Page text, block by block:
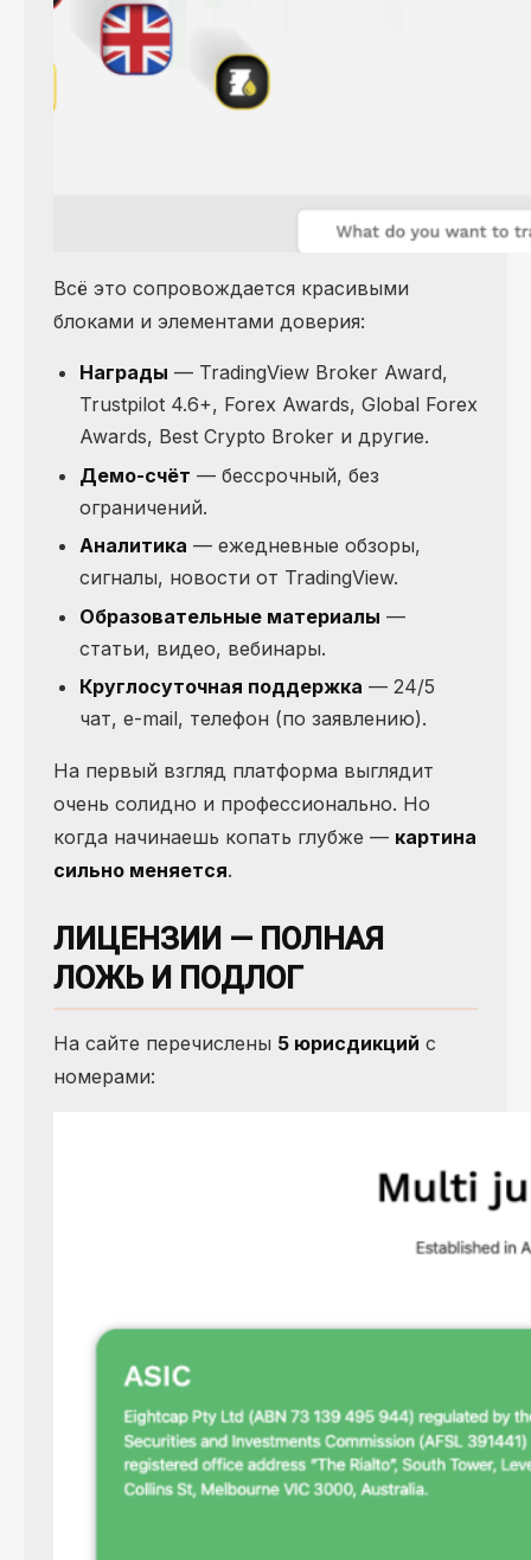
Всё это сопровождается красивыми
блоками и элементами доверия:
Награды — TradingView Broker Award,
Trustpilot 4.6+, Forex Awards, Global Forex
Awards, Best Crypto Broker и другие.
Демо-счёт — бессрочный, без
ограничений.
Аналитика — ежедневные обзоры,
сигналы, новости от TradingView.
Образовательные материалы —
статьи, видео, вебинары.
Круглосуточная поддержка — 24/5
чат, e-mail, телефон (по заявлению).
На первый взгляд платформа выглядит
очень солидно и профессионально. Но
когда начинаешь копать глубже — картина
сильно меняется.
ЛИЦЕНЗИИ — ПОЛНАЯ
ЛОЖЬ И ПОДЛОГ
На сайте перечислены 5 юрисдикций с
номерами: